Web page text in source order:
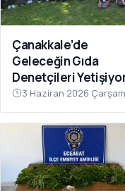
Çanakkale’de
Geleceğin Gıda
Denetçileri
3 Haziran 2026